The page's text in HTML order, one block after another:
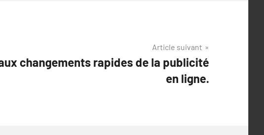
Article suivant
changements rapides de la publicité
en ligne.